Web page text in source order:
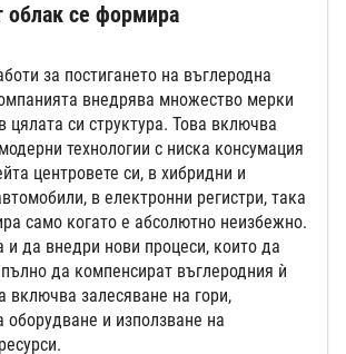
облак се формира
за постигането на въглеродна
внедрява множество мерки
цялата си структура. Това включва
технологии с ниска консумация
центровете си, в хибридни и
в електронни регистри, така
само когато е абсолютно неизбежно.
и да внедри нови процеси, които да
да компенсират въглеродния ѝ
включва залесяване на гори,
оборудване и използване на